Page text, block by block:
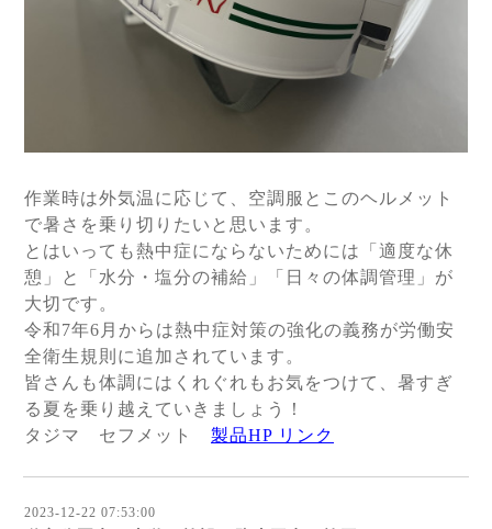
作業時は外気温に応じて、空調服とこのヘルメット
で暑さを乗り切りたいと思います。
とはいっても熱中症にならないためには「適度な休
憩」と「水分・塩分の補給」「日々の体調管理」が
大切です。
令和7年6月からは熱中症対策の強化の義務が労働安
全衛生規則に追加されています。
皆さんも体調にはくれぐれもお気をつけて、暑すぎ
る夏を乗り越えていきましょう！
タジマ セフメット 製品HP リンク
2023-12-22 07:53:00